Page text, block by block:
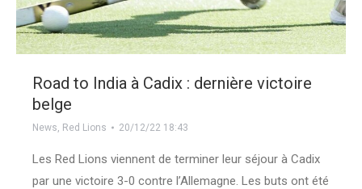
Road to India à Cadix : dernière victoire
belge
News Red Lions 20/12/22 18:43
Les Red Lions viennent de terminer leur séjour à Cadix
par une victoire 3-0 contre l’Allemagne. Les buts ont été